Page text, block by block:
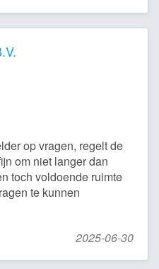
op vragen, regelt de
om niet langer dan
toch voldoende ruimte
te kunnen
2025-06-30